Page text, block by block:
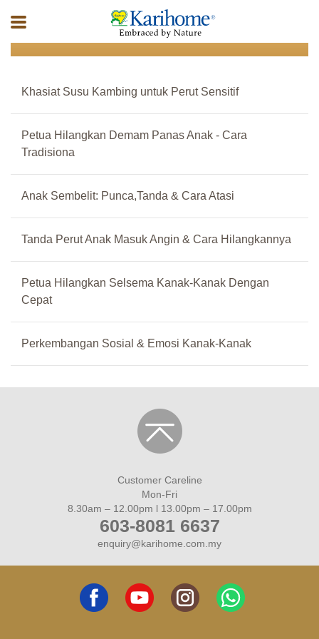
Khasiat Susu Kambing untuk Perut Sensitif
Petua Hilangkan Demam Panas Anak - Cara
Tradisiona
Anak Sembelit: Punca,Tanda & Cara Atasi
Tanda Perut Anak Masuk Angin & Cara Hilangkannya
Petua Hilangkan Selsema Kanak-Kanak Dengan
Cepat
Perkembangan Sosial & Emosi Kanak-Kanak
Customer Careline
Mon-Fri
8.30am – 12.00pm l 13.00pm – 17.00pm
603-8081 6637
enquiry@karihome.com.my